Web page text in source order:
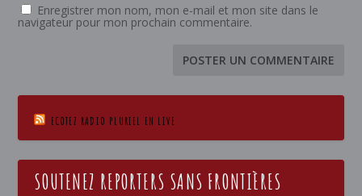
Enregistrer mon nom, mon e-mail et mon site dans le
navigateur pour mon prochain commentaire.
ECOTEZ RADIO PLURIEL EN LIVE
SOUTENEZ REPORTERS SANS FRONTIÈRES